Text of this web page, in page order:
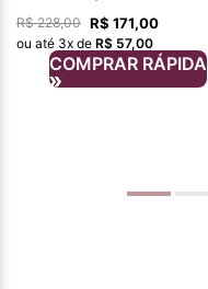
R$ 228,00 R$ 171,00
ou até 3x de R$ 57,00
COMPRAR RÁPIDA